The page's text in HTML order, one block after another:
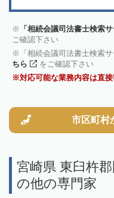
「相続会議司法書士検索
ご確認下さい
「相続会議司法書士検索
ちら
をご確認下さい
対応可能な業務内容は直
市区町村
宮崎県 東臼杵
の他の専門家